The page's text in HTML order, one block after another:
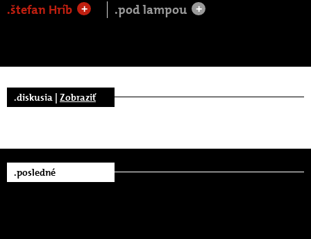
.štefan Hríb
+ .pod lampou +
.diskusia | Zobraziť
.posledné